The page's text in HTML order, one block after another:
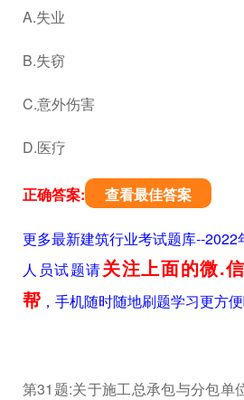
A.失业
B.失窃
C.意外伤害
D.医疗
正确答案: 查看最佳答案
更多最新建筑行业考试题库--
人员试题请关注上面的微.
帮 ，手机随时随地刷题学习更方便
第31题:关于施工总承包与分包单